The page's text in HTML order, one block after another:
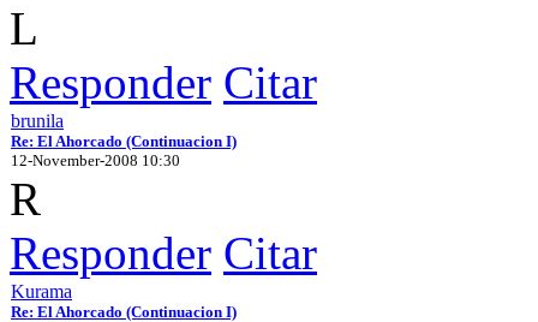
L
Responder Citar
brunila
Re: El Ahorcado (Continuacion I)
12-November-2008 10:30
R
Responder Citar
Kurama
Re: El Ahorcado (Continuacion I)